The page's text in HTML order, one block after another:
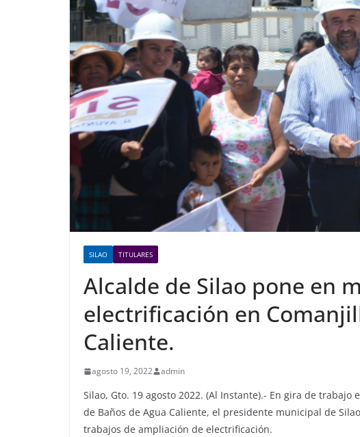
SILAO TITULARES
Alcalde de Silao pone en
electrificación en
Caliente.
agosto 19, 2022 admin
Silao, Gto. 19 agosto 2022. (Al Instante).- En gira de
de Baños de Agua Caliente, el presidente municipal de
trabajos de ampliación de electrificación.